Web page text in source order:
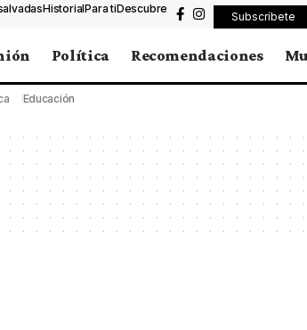
HistorialPara tiDescubre
Subscríbete
Política Recomendaciones
Educación